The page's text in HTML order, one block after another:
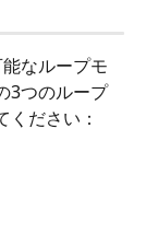
なループモ
3つのループ
ださい：